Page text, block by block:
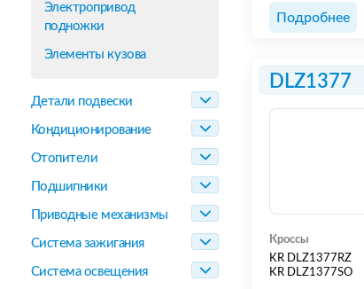
Электропривод
подножки
Элементы кузова
Детали подвески
Кондиционирование
Отопители
Подшипники
Приводные механизмы
Система зажигания
Система освещения
Подробнее
DLZ1377
Кроссы
KR DLZ1377RZ
KR DLZ1377SO